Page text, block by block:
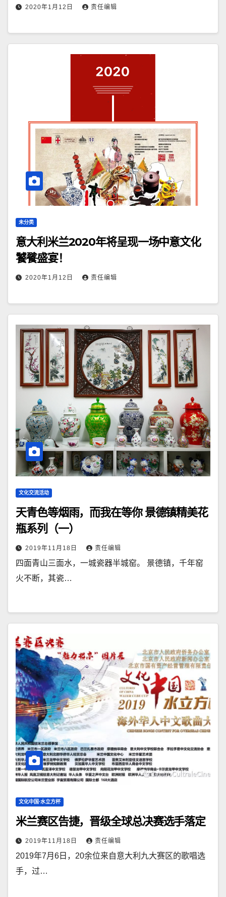
2020年1月12日 责任编辑
未分类
意大利米兰2020年将呈现一场中意文化
饕餮盛宴！
2020年1月12日 责任编辑
文化交流活动
天青色等烟雨，而我在等你 景德镇精美花
瓶系列（一）
2019年11月18日 责任编辑
四面青山三面水，一城瓷器半城窑。 景德镇，千年窑
火不断，其瓷…
文化中国·水立方杯
米兰赛区告捷，晋级全球总决赛选手落定
2019年11月18日 责任编辑
2019年7月6日，20余位来自意大利九大赛区的歌唱选
手，过…